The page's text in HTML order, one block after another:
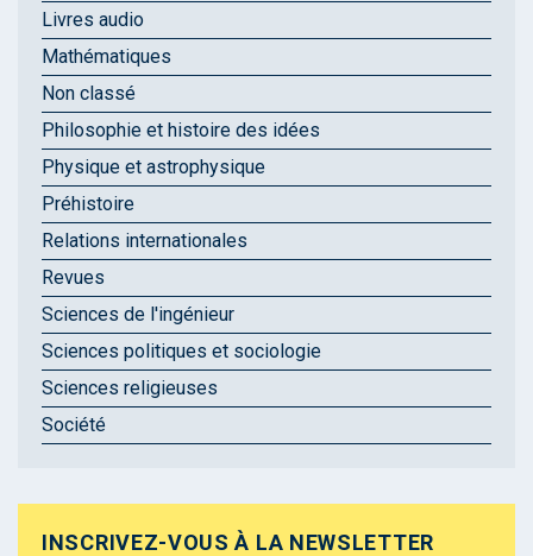
Livres audio
Mathématiques
Non classé
Philosophie et histoire des idées
Physique et astrophysique
Préhistoire
Relations internationales
Revues
Sciences de l'ingénieur
Sciences politiques et sociologie
Sciences religieuses
Société
INSCRIVEZ-VOUS À LA NEWSLETTER